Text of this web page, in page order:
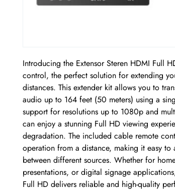
Introducing the Extensor Steren HDMI Full
control, the perfect solution for extending
distances. This extender kit allows you to
audio up to 164 feet (50 meters) using a
support for resolutions up to 1080p and
can enjoy a stunning Full HD viewing
degradation. The included cable remote
operation from a distance, making it easy to
between different sources. Whether for
presentations, or digital signage
Full HD delivers reliable and high-quality